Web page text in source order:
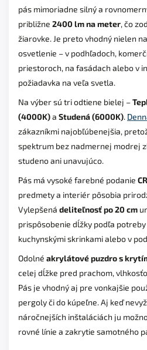
pás mimoriadne silný a
približne 2400 lm na meter, čo
žiarovke. Je preto vhodný nielen
osvetlenie – v podhľadoch,
priestoroch, na fasádach alebo v
požiadavka na veľa svetla.
Na výber sú tri odtiene bielej –
(4000K)a Studená (6000K).
zákazníkmi najobľúbenejšia,
spektrum bez nadmernej modrej
studeno ani unavujúco.
Pás má vysoké farebné podanie
predmety a interiér pôsobia
Vylepšená deliteľnosť po 20 cm
prispôsobenie dĺžky podľa
kuchynskými skrinkami alebo v
Odolné akrylátové puzdro s
celej dĺžke pred prachom,
Pás je vhodný aj pre vonkajšie
pergoly či do kúpeľne. Aj keď
náročnejších inštaláciách ju
rovné línie a zakrytie samotného